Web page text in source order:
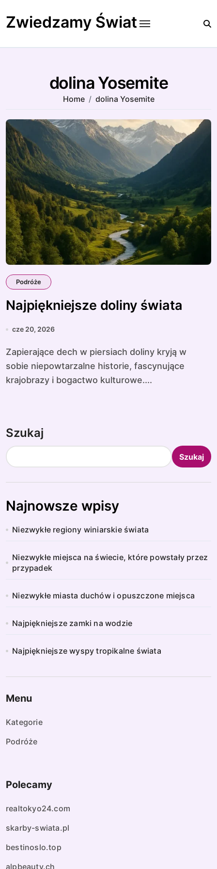
to
content
Zwiedzamy Świat
dolina Yosemite
Home dolina Yosemite
Podróże
Najpiękniejsze doliny świata
cze 20, 2026
Zapierające dech w piersiach doliny kryją w
sobie niepowtarzalne historie, fascynujące
krajobrazy i bogactwo kulturowe....
Szukaj
Szukaj
Najnowsze wpisy
Niezwykłe regiony winiarskie świata
Niezwykłe miejsca na świecie, które powstały przez
przypadek
Niezwykłe miasta duchów i opuszczone miejsca
Najpiękniejsze zamki na wodzie
Najpiękniejsze wyspy tropikalne świata
Menu
Kategorie
Podróże
Polecamy
realtokyo24.com
skarby-swiata.pl
bestinoslo.top
alpbeauty.ch